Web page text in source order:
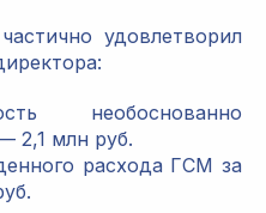
удовлетворил
необоснованно
2,1 млн руб.
расхода ГСМ за